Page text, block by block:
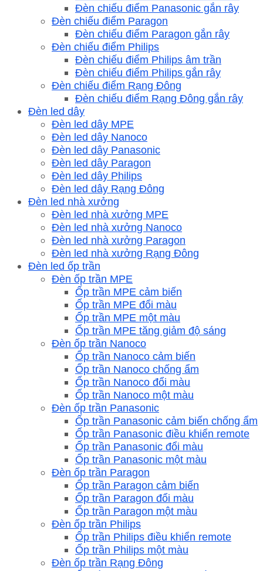
Đèn chiếu điểm Panasonic gắn rây
Đèn chiếu điểm Paragon
Đèn chiếu điểm Paragon gắn rây
Đèn chiếu điểm Philips
Đèn chiếu điểm Philips âm trần
Đèn chiếu điểm Philips gắn rây
Đèn chiếu điểm Rạng Đông
Đèn chiếu điểm Rạng Đông gắn rây
Đèn led dây
Đèn led dây MPE
Đèn led dây Nanoco
Đèn led dây Panasonic
Đèn led dây Paragon
Đèn led dây Philips
Đèn led dây Rạng Đông
Đèn led nhà xưởng
Đèn led nhà xưởng MPE
Đèn led nhà xưởng Nanoco
Đèn led nhà xưởng Paragon
Đèn led nhà xưởng Rạng Đông
Đèn led ốp trần
Đèn ốp trần MPE
Ốp trần MPE cảm biến
Ốp trần MPE đổi màu
Ốp trần MPE một màu
Ốp trần MPE tăng giảm độ sáng
Đèn ốp trần Nanoco
Ốp trần Nanoco cảm biến
Ốp trần Nanoco chống ẩm
Ốp trần Nanoco đổi màu
Ốp trần Nanoco một màu
Đèn ốp trần Panasonic
Ốp trần Panasonic cảm biến chống ẩm
Ốp trần Panasonic điều khiển remote
Ốp trần Panasonic đổi màu
Ốp trần Panasonic một màu
Đèn ốp trần Paragon
Ốp trần Paragon cảm biến
Ốp trần Paragon đổi màu
Ốp trần Paragon một màu
Đèn ốp trần Philips
Ốp trần Philips điều khiển remote
Ốp trần Philips một màu
Đèn ốp trần Rạng Đông